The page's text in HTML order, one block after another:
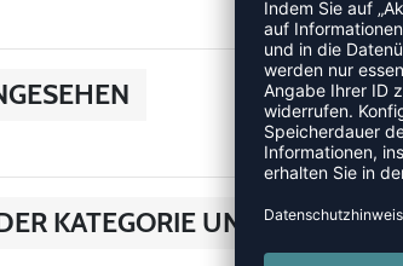
KATEGORIE UNTERWÄSCHE